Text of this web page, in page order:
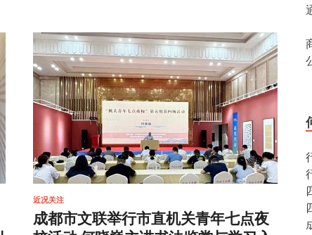
近况关注
成都市文联举行市直机关青年七点夜